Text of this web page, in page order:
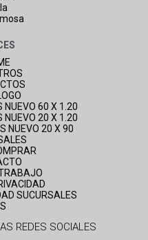
NUEVO 60 X 1.20
NUEVO 20 X 1.20
NUEVO 20 X 90
SUCURSALES
REDES SOCIALES